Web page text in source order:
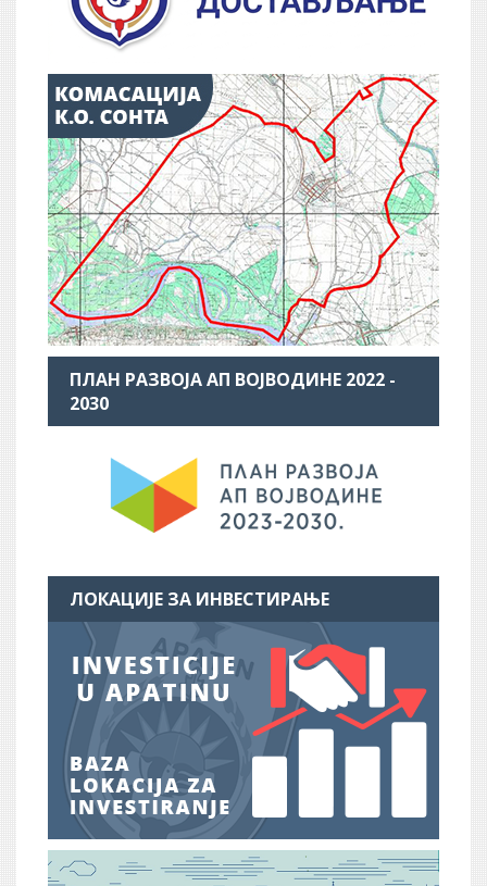
ПЛАН РАЗВОЈА АП ВОЈВОДИНЕ 2022 -
2030
ЛОКАЦИЈЕ ЗА ИНВЕСТИРАЊЕ